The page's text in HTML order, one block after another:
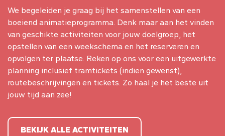
We begeleiden je graag bij het samenstellen van een
boeiend animatieprogramma. Denk maar aan het vinden
van geschikte activiteiten voor jouw doelgroep, het
opstellen van een weekschema en het reserveren en
opvolgen ter plaatse. Reken op ons voor een uitgewerkte
planning inclusief tramtickets (indien gewenst),
routebeschrijvingen en tickets. Zo haal je het beste uit
jouw tijd aan zee!
BEKIJK ALLE ACTIVITEITEN